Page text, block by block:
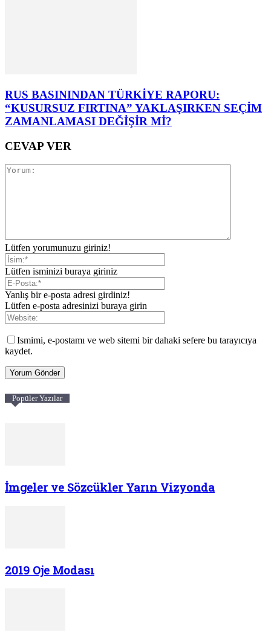
RUS BASININDAN TÜRKİYE RAPORU:
“KUSURSUZ FIRTINA” YAKLAŞIRKEN SEÇİM
ZAMANLAMASI DEĞİŞİR Mİ?
CEVAP VER
Lütfen yorumunuzu giriniz!
Lütfen isminizi buraya giriniz
Yanlış bir e-posta adresi girdiniz!
Lütfen e-posta adresinizi buraya girin
Ismimi, e-postamı ve web sitemi bir dahaki sefere bu tarayıcıya
kaydet.
Popüler Yazılar
İmgeler ve Sözcükler Yarın Vizyonda
2019 Oje Modası